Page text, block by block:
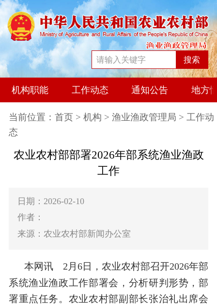
搜索
机构职能 工作动态 通知公告 地方
当前位置： 首页 > 机构 > 渔业渔政管理局 > 工作动
态
农业农村部部署2026年部系统渔业渔政
工作
日期：2026-02-10
作者：
来源：农业农村部新闻办公室
本网讯 2月6日，农业农村部召开2026年部
系统渔业渔政工作部署会，分析研判形势，部
署重点任务。农业农村部副部长张治礼出席会